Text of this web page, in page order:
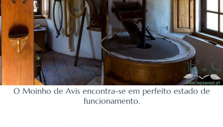
O Moinho de Avis encontra-se em perfeito estado de
funcionamento.